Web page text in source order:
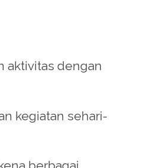
aktivitas dengan
kegiatan sehari-